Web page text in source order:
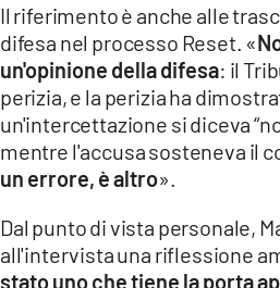
Il riferimento è anche alle
difesa nel processo Reset. «
un'opinione della difesa: il
perizia, e la perizia ha
un'intercettazione si diceva
mentre l'accusa sosteneva il
un errore, è altro».
Dal punto di vista personale,
all'intervista una riflessione
stato uno che tiene la porta